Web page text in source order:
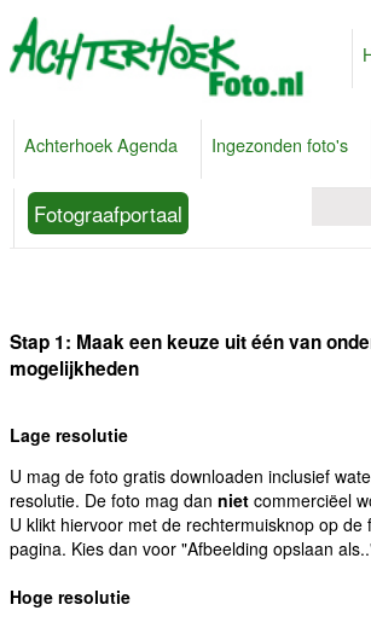
Achterhoek Agenda Ingezonden foto's
Fotograafportaal
Stap 1: Maak een keuze uit één van
mogelijkheden
Lage resolutie
U mag de foto gratis downloaden inclusief
resolutie. De foto mag dan niet commerciëel
U klikt hiervoor met de rechtermuisknop op de
pagina. Kies dan voor "Afbeelding opslaan
Hoge resolutie